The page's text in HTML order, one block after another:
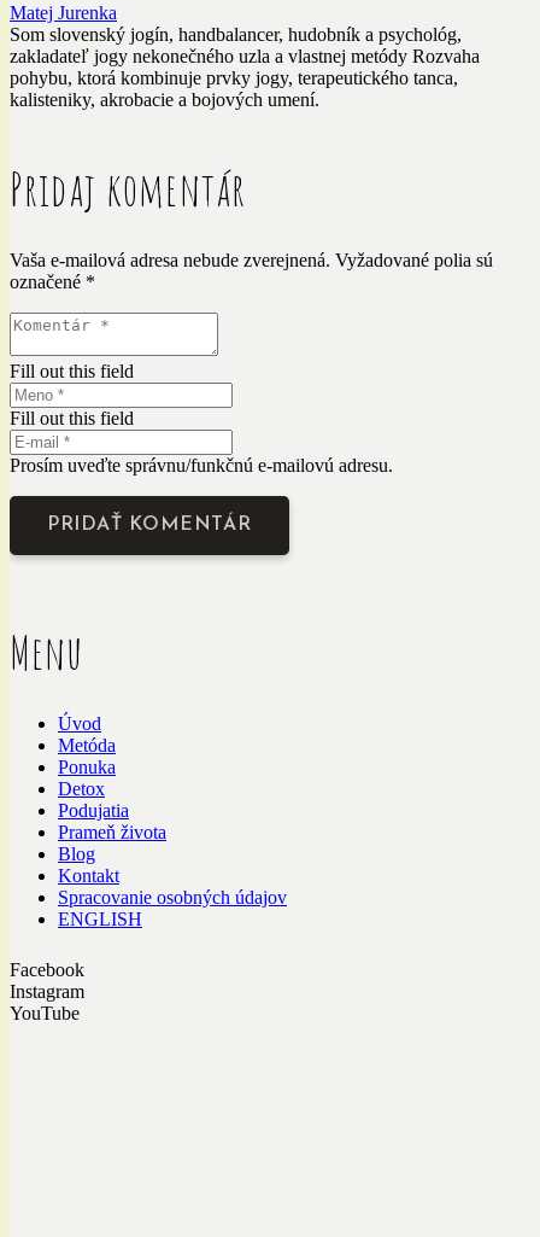
Matej Jurenka
Som slovenský jogín, handbalancer, hudobník a psychológ,
zakladateľ jogy nekonečného uzla a vlastnej metódy Rozvaha
pohybu, ktorá kombinuje prvky jogy, terapeutického tanca,
kalisteniky, akrobacie a bojových umení.
Pridaj komentár
Vaša e-mailová adresa nebude zverejnená. Vyžadované polia sú
označené *
Fill out this field
Fill out this field
Prosím uveďte správnu/funkčnú e-mailovú adresu.
PRIDAŤ KOMENTÁR
Menu
Úvod
Metóda
Ponuka
Detox
Podujatia
Prameň života
Blog
Kontakt
Spracovanie osobných údajov
ENGLISH
Facebook
Instagram
YouTube